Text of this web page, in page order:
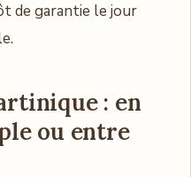
de garantie le jour
: en
ou entre